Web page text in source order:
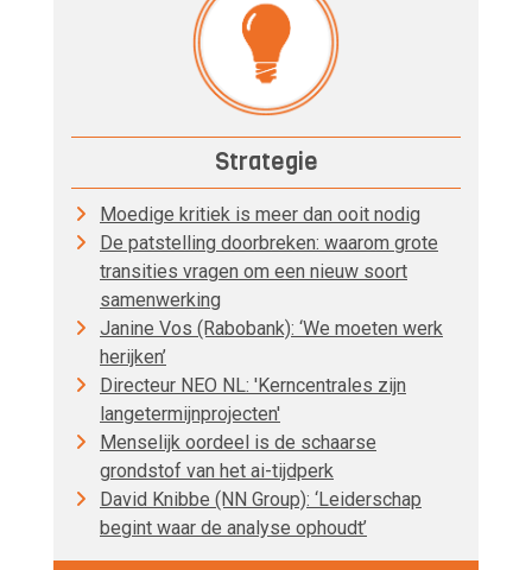
Strategie
Moedige kritiek is meer dan ooit nodig
De patstelling doorbreken: waarom grote
transities vragen om een nieuw soort
samenwerking
Janine Vos (Rabobank): ‘We moeten werk
herijken’
Directeur NEO NL: 'Kerncentrales zijn
langetermijnprojecten'
Menselijk oordeel is de schaarse
grondstof van het ai-tijdperk
David Knibbe (NN Group): ‘Leiderschap
begint waar de analyse ophoudt’